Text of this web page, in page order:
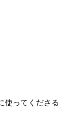
使ってくださる